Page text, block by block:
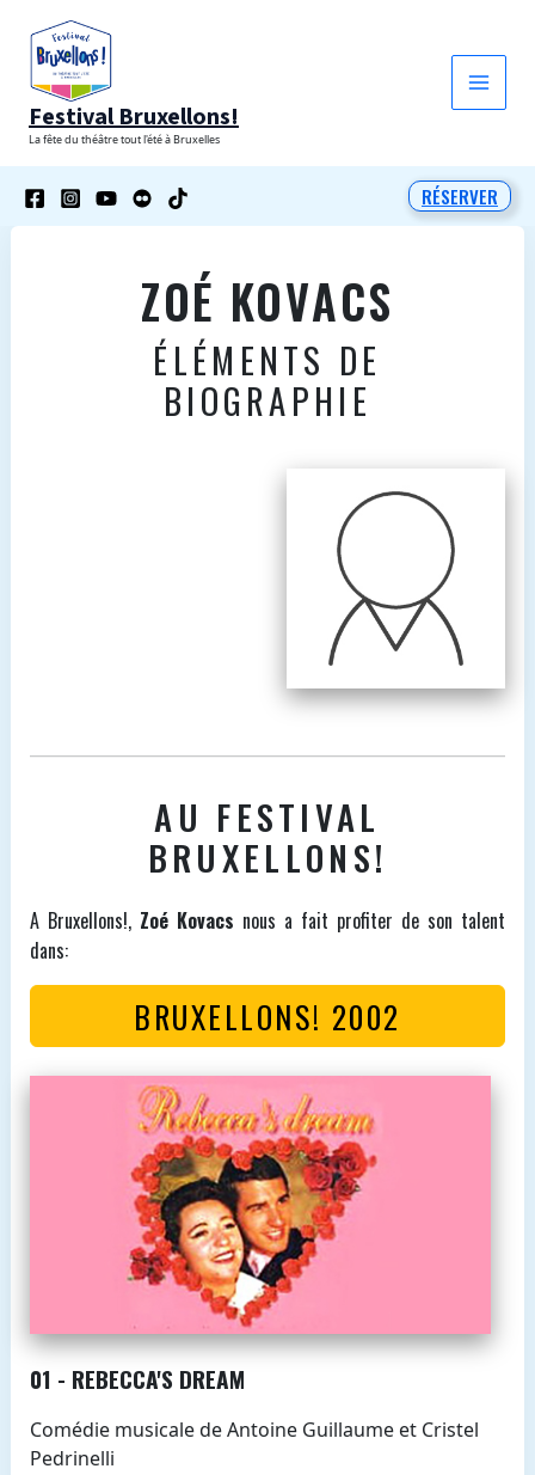
contenu
Festival Bruxellons!
La fête du théâtre tout l'été à Bruxelles
RÉSERVER
ZOÉ KOVACS
ÉLÉMENTS DE
BIOGRAPHIE
AU FESTIVAL
BRUXELLONS!
A Bruxellons!, Zoé Kovacs nous a fait profiter de son talent
dans:
BRUXELLONS! 2002
01 - REBECCA'S DREAM
Comédie musicale de Antoine Guillaume et Cristel
Pedrinelli